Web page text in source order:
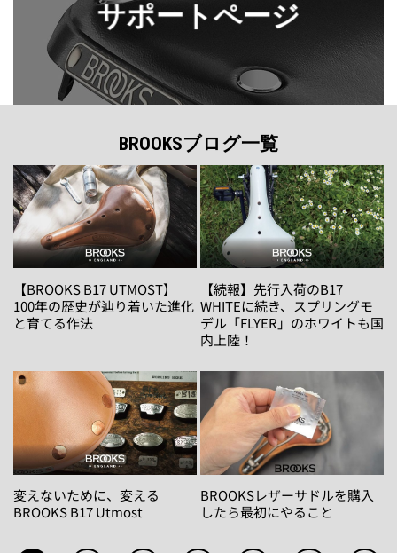
サポートページ
BROOKSブログ一覧
【BROOKS B17 UTMOST】
100年の歴史が辿り着いた進化
と育てる作法
【続報】先行入荷のB17
WHITEに続き、スプリングモ
デル「FLYER」のホワイトも国
内上陸！
変えないために、変える
BROOKS B17 Utmost
BROOKSレザーサドルを購入
したら最初にやること